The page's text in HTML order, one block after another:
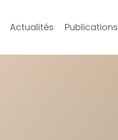
Actualités Publications